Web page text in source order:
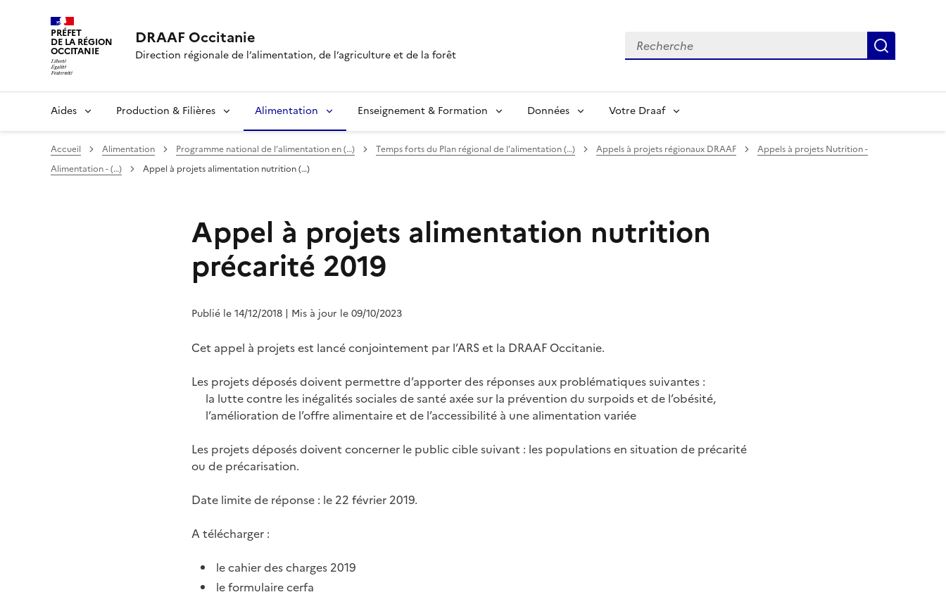
PRÉFET
DE LA RÉGION
OCCITANIE
DRAAF Occitanie
Direction régionale de l’alimentation, de l’agriculture et de la forêt
Recherche
Aides Production & Filières Alimentation Enseignement & Formation Données Votre Draaf
Accueil Alimentation Programme national de l’alimentation en (…) Temps forts du Plan régional de l’alimentation (…) Appels à projets régionaux DRAAF
Appels à projets Nutrition -
Alimentation - (…)
Appel à projets alimentation nutrition (…)
Appel à projets alimentation nutrition
précarité 2019
Publié le 14/12/2018 | Mis à jour le 09/10/2023
Cet appel à projets est lancé conjointement par l’ARS et la DRAAF Occitanie.
Les projets déposés doivent permettre d’apporter des réponses aux problématiques suivantes :
la lutte contre les inégalités sociales de santé axée sur la prévention du surpoids et de l’obésité,
l’amélioration de l’offre alimentaire et de l’accessibilité à une alimentation variée
Les projets déposés doivent concerner le public cible suivant : les populations en situation de précarité
ou de précarisation.
Date limite de réponse : le 22 février 2019.
A télécharger :
le cahier des charges 2019
le formulaire cerfa